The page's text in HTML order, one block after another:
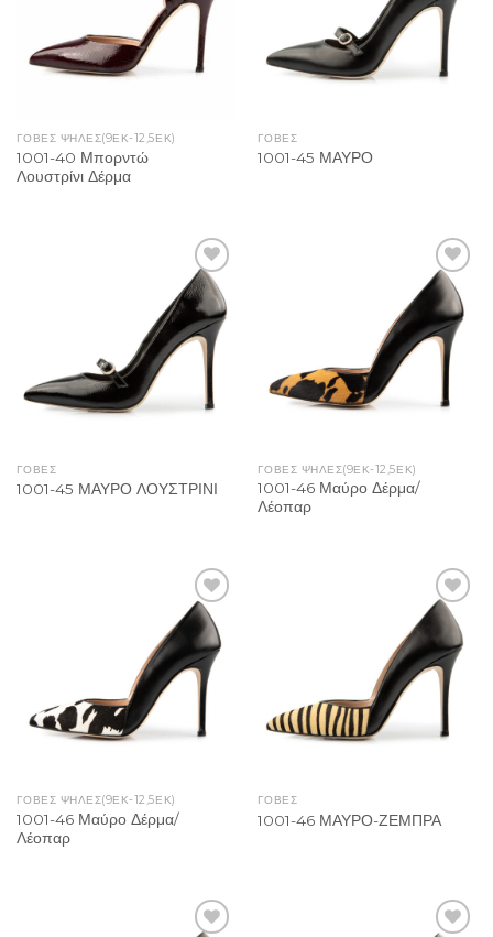
ΓΌΒΕΣ ΨΗΛΈΣ(9ΕΚ-12,5ΕΚ)
1001-40 Μπορντώ
Λουστρίνι Δέρμα
ΓΟΒΕΣ
1001-45 ΜΑΥΡΟ
Add to
Wishlist
ΓΟΒΕΣ
1001-45 ΜΑΥΡΟ ΛΟΥΣΤΡΙΝΙ
Add to
Wishlist
ΓΌΒΕΣ ΨΗΛΈΣ(9ΕΚ-12,5ΕΚ)
1001-46 Μαύρο Δέρμα/
Λέοπαρ
Add to
Wishlist
ΓΌΒΕΣ ΨΗΛΈΣ(9ΕΚ-12,5ΕΚ)
1001-46 Μαύρο Δέρμα/
Λέοπαρ
Add to
Wishlist
ΓΟΒΕΣ
1001-46 ΜΑΥΡΟ-ΖΕΜΠΡΑ